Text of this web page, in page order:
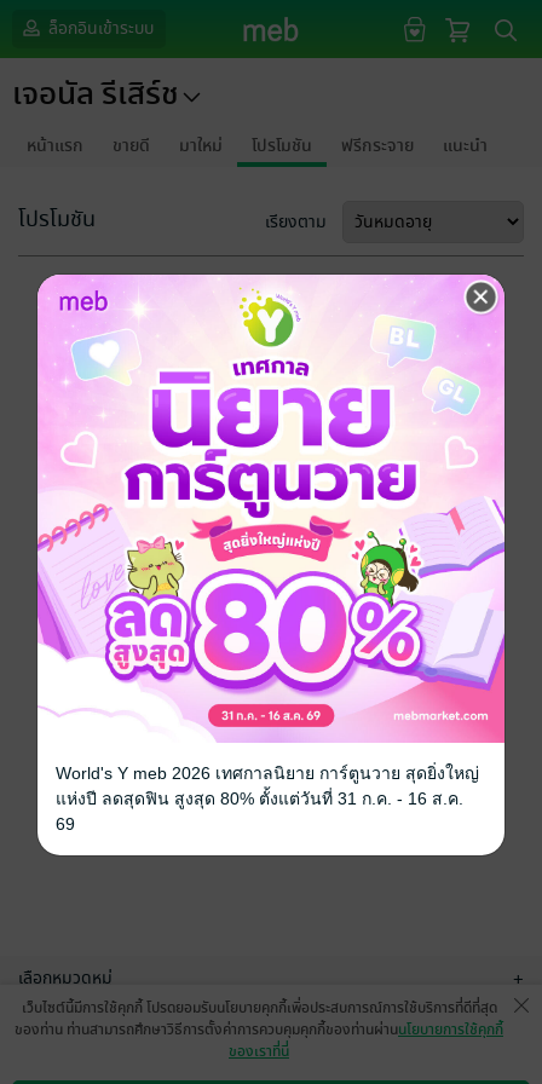
ล็อกอินเข้าระบบ
เจอนัล รีเสิร์ช
หน้าแรก ขายดี มาใหม่ โปรโมชัน ฟรีกระจาย แนะนำ
โปรโมชัน เรียงตาม
ขออภัยด้วยนะคะ
ไม่พบข้อมูลในหัวข้อที่คุณกำลังชมค่ะ
เลือกหมวดหมู่ +
บริการช่วยเหลือ
เว็บไซต์นี้มีการใช้คุกกี้ โปรดยอมรับนโยบายคุกกี้เพื่อประสบการณ์การใช้บริการที่ดีที่สุด
ของท่าน ท่านสามารถศึกษาวิธีการตั้งค่าการควบคุมคุกกี้ของท่านผ่านนโยบายการใช้คุกกี้
ของเราที่นี่
World's Y meb 2026 เทศกาลนิยาย การ์ตูนวาย สุดยิ่งใหญ่
แห่งปี ลดสุดฟิน สูงสุด 80% ตั้งแต่วันที่ 31 ก.ค. - 16 ส.ค.
69